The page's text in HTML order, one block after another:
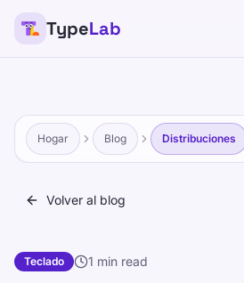
TypeLab
Hogar Blog Distribuciones
Volver al blog
Teclado 1 min read